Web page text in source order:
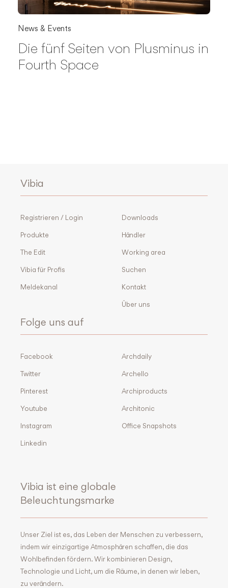
News & Events
Die fünf Seiten von Plusminus in
Fourth Space
Vibia
Registrieren / Login
Produkte
The Edit
Vibia für Profis
Meldekanal
Downloads
Händler
Working area
Suchen
Kontakt
Über uns
Folge uns auf
Facebook
Twitter
Pinterest
Youtube
Instagram
Linkedin
Archdaily
Archello
Archiproducts
Architonic
Office Snapshots
Vibia ist eine globale
Beleuchtungsmarke
Unser Ziel ist es, das Leben der Menschen zu verbessern,
indem wir einzigartige Atmosphären schaffen, die das
Wohlbefinden fördern. Wir kombinieren Design,
Technologie und Licht, um die Räume, in denen wir leben,
zu verändern.